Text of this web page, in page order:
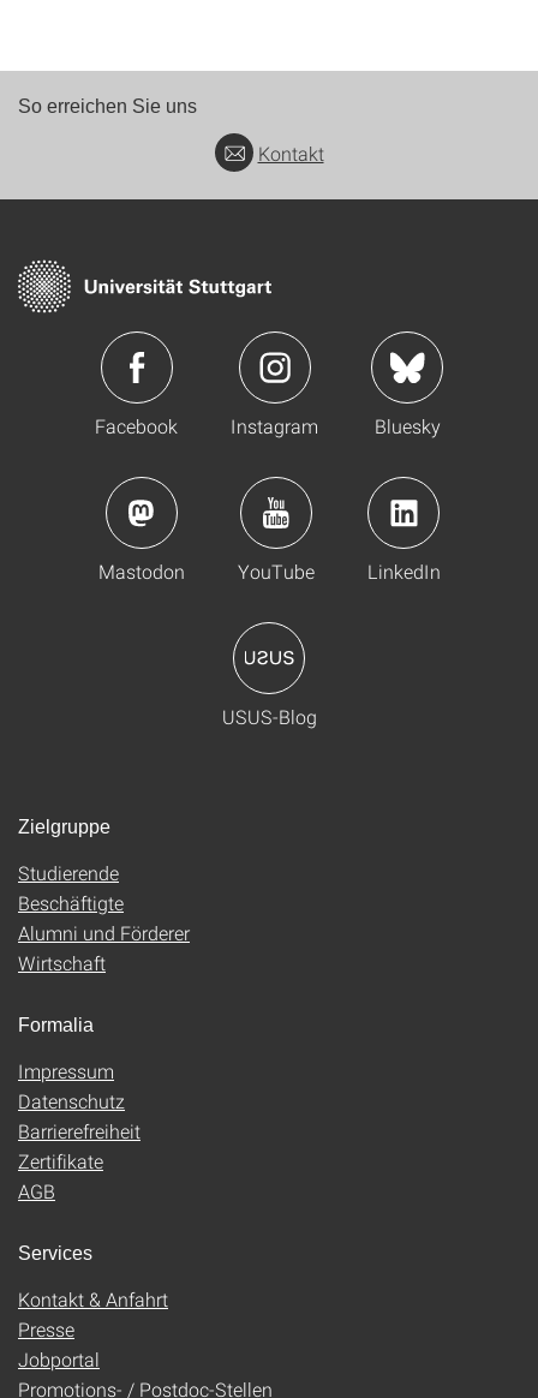
So erreichen Sie uns
Kontakt
Facebook Instagram Bluesky
Mastodon YouTube LinkedIn
USUS-Blog
Zielgruppe
Studierende
Beschäftigte
Alumni und Förderer
Wirtschaft
Formalia
Impressum
Datenschutz
Barrierefreiheit
Zertifikate
AGB
Services
Kontakt & Anfahrt
Presse
Jobportal
Promotions- / Postdoc-Stellen